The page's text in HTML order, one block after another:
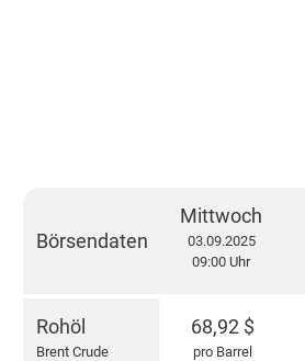
Börsendaten
Mittwoch
03.09.2025
09:00 Uhr
Rohöl
Brent Crude
68,92$
pro Barrel